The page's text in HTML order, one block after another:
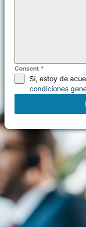
Consent *
Sí, estoy de
condiciones